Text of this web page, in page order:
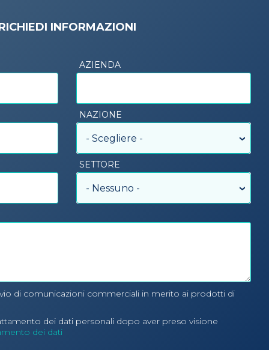
INFORMAZIONI
AZIENDA
NAZIONE
- Scegliere -
SETTORE
- Nessuno -
di comunicazioni commerciali in merito ai prodotti di
dei dati personali dopo aver preso visione
dei dati